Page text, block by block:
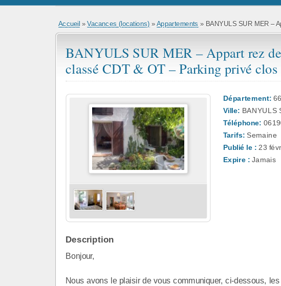
Accueil »Vacances (locations) » Appartements » BANYULS SUR MER –
BANYULS SUR MER – Appart rez
classé CDT & OT – Parking privé clos
Département:
Ville: BANYULS
Téléphone:
Tarifs: Semaine
Publié le : 23
Expire : Jamais
Description
Bonjour,
Nous avons le plaisir de vous communiquer, ci-dessous,